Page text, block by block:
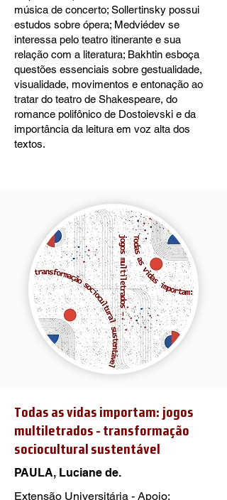
música de concerto; Sollertinsky possui
estudos sobre ópera; Medviédev se
interessa pelo teatro itinerante e sua
relação com a literatura; Bakhtin esboça
questões essenciais sobre gestualidade,
visualidade, movimentos e entonação ao
tratar do teatro de Shakespeare, do
romance polifônico de Dostoievski e da
importância da leitura em voz alta dos
textos.
Todas as vidas importam: jogos
multiletrados - transformação
sociocultural sustentável
PAULA, Luciane de.
Extensão Universitária - Apoio: